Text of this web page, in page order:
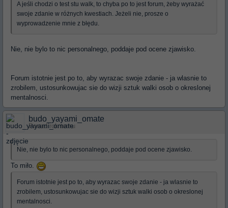
A jeśli chodzi o test stu walk, to chyba po to jest forum, żeby wyrażać
swoje zdanie w różnych kwestiach. Jeżeli nie, prosze o
wyprowadzenie mnie z błędu.
Nie, nie bylo to nic personalnego, poddaje pod ocene zjawisko.
Forum istotnie jest po to, aby wyrazac swoje zdanie - ja wlasnie to
zrobilem, ustosunkowujac sie do wizji sztuk walki osob o okreslonej
mentalnosci.
budo_yayami_omate
Ponad rok temu
Nie, nie bylo to nic personalnego, poddaje pod ocene zjawisko.
To miło.
Forum istotnie jest po to, aby wyrazac swoje zdanie - ja wlasnie to
zrobilem, ustosunkowujac sie do wizji sztuk walki osob o okreslonej
mentalnosci.